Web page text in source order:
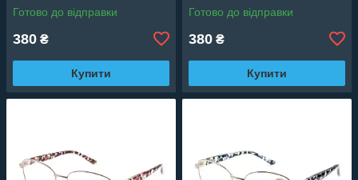
Готово до відправки
380 ₴
Купити
Готово до відправки
380 ₴
Купити